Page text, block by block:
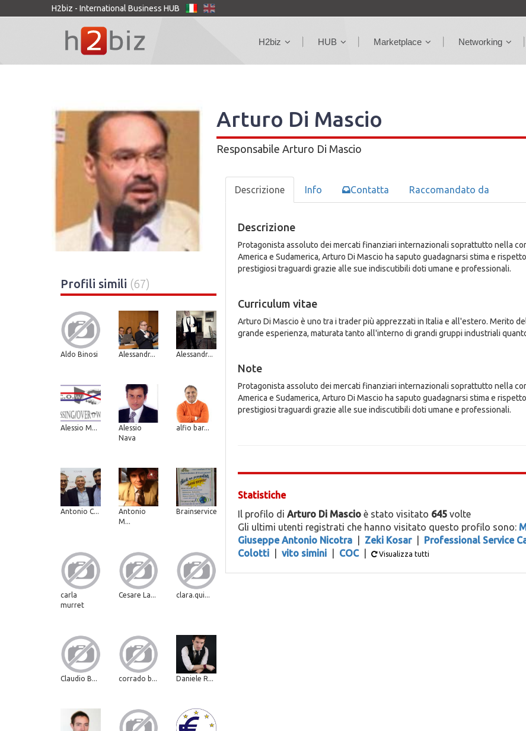
H2biz - International Business HUB
H2biz HUB Marketplace Networking
Arturo Di Mascio
Responsabile Arturo Di Mascio
Profili simili (67)
Aldo Binosi Alessandr... Alessandr...
Alessio M...
Alessio
Nava
alfio bar...
Antonio C...
Antonio
M...
Brainservice
carla
murret
Cesare La... clara.qui...
Claudio B... corrado b... Daniele R...
Descrizione Info Contatta Raccomandato da
Descrizione
Protagonista assoluto dei mercati finanziari internazionali soprattutto nella
America e Sudamerica, Arturo Di Mascio ha saputo guadagnarsi stima e
prestigiosi traguardi grazie alle sue indiscutibili doti umane e professionali.
Curriculum vitae
Arturo Di Mascio è uno tra i trader più apprezzati in Italia e all'estero. Merito
grande esperienza, maturata tanto all'interno di grandi gruppi industriali
Note
Protagonista assoluto dei mercati finanziari internazionali soprattutto nella
America e Sudamerica, Arturo Di Mascio ha saputo guadagnarsi stima e
prestigiosi traguardi grazie alle sue indiscutibili doti umane e professionali.
Statistiche
Il profilo di Arturo Di Mascioè stato visitato 645volte
Gli ultimi utenti registrati che hanno visitato questo profilo sono:
Giuseppe Antonio Nicotra
Zeki Kosar Professional Service
Colotti
vito simini COC Visualizza tutti